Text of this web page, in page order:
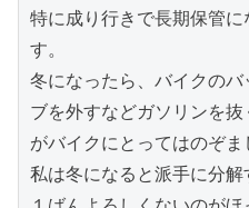
特に成り行きで長期保管
す。
冬になったら、バイクの
ブを外すなどガソリンを
がバイクにとってはのぞま
私は冬になると派手に分解